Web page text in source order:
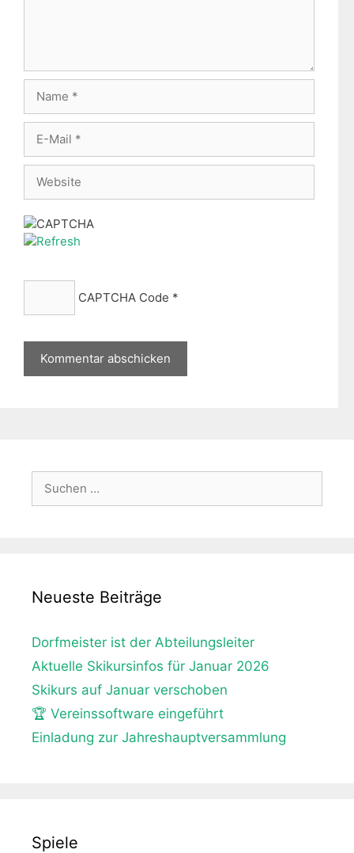
Mail
CAPTCHA Code *
Neueste Beiträge
Dorfmeister ist der Abteilungsleiter
Aktuelle Skikursinfos für Januar 2026
Skikurs auf Januar verschoben
🏆 Vereinssoftware eingeführt
Einladung zur Jahreshauptversammlung
Spiele